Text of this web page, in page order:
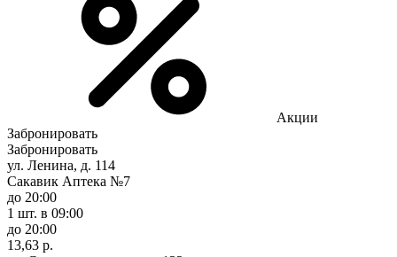
Акции
Забронировать
Забронировать
ул. Ленина, д. 114
Сакавик Аптека №7
до 20:00
1 шт. в 09:00
до 20:00
13,63 р.